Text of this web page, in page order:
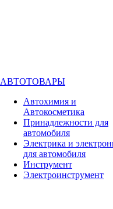
АВТОТОВАРЫ
Автохимия и
Автокосметика
Принадлежности для
автомобиля
Электрика и
для автомобиля
Инструмент
Электроинструмент